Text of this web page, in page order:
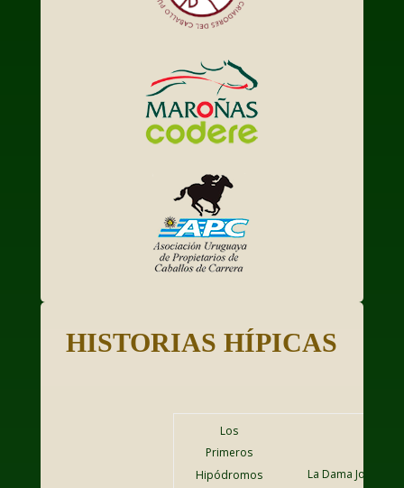
HISTORIAS HÍPICAS
Los
Primeros
Hipódromos
La Dama Jockey